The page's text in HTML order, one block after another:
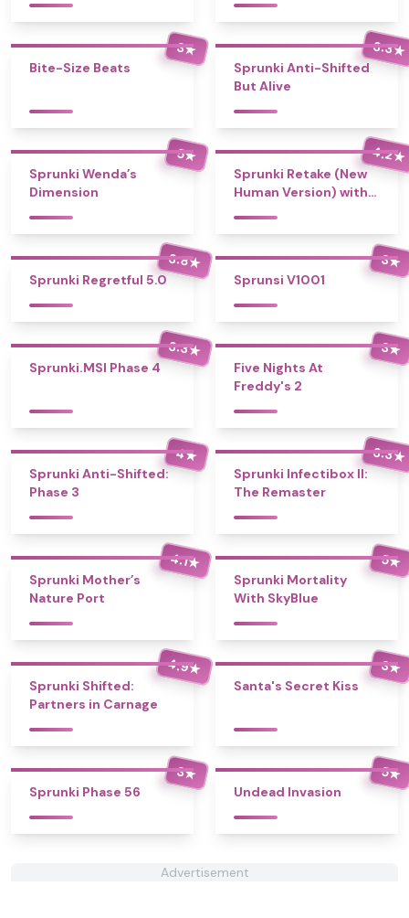
3★
Bite-Size Beats
3.3★
Sprunki Anti-Shifted
But Alive
5★
Sprunki Wenda’s
Dimension
4.2★
Sprunki Retake (New
Human Version) with
3.8★
Sprunki Regretful 5.0
3★
Sprunsi V1001
3.3★
Sprunki.MSI Phase 4
3★
Five Nights At
Freddy's 2
4★
Sprunki Anti-Shifted:
Phase 3
3.3★
Sprunki Infectibox II:
The Remaster
4.1★
Sprunki Mother’s
Nature Port
5★
Sprunki Mortality
With SkyBlue
4.9★
Sprunki Shifted:
Partners in Carnage
3★
Santa's Secret Kiss
3★
Sprunki Phase 56
5★
Undead Invasion
Advertisement